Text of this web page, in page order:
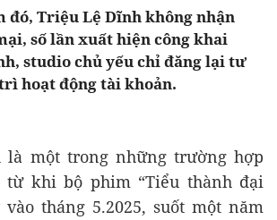
đó, Triệu Lệ Dĩnh không nhận
số lần xuất hiện công khai
studio chủ yếu chỉ đăng lại tư
hoạt động tài khoản.
là một trong những trường hợp
từ khi bộ phim “Tiểu thành đại
vào tháng 5.2025, suốt một năm